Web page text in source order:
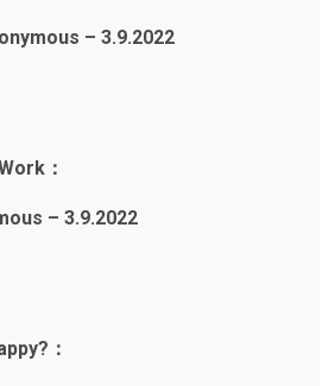
– 3.9.2022
：
– 3.9.2022
：